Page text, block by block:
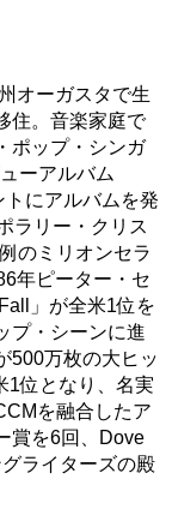
オーガスタで生
住。音楽家庭で
ポップ・シンガ
ーアルバム
トにアルバムを発
ラリー・クリス
のミリオンセラ
年ピーター・セ
」が全米1位を
プ・シーンに進
500万枚の大ヒッ
1位となり、名実
を融合したア
賞を6回、Dove
ライターズの殿